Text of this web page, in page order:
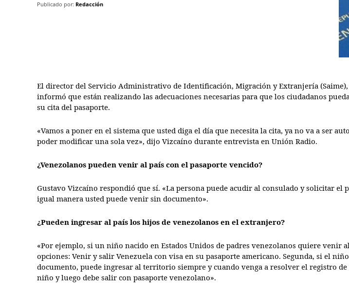
Publicado por: Redacción
El director del Servicio Administrativo de Identificación, Migración y Extranjería
informó que están realizando las adecuaciones necesarias para que los ciudadanos
su cita del pasaporte.
«Vamos a poner en el sistema que usted diga el día que necesita la cita, ya no va a ser
poder modificar una sola vez», dijo Vizcaíno durante entrevista en Unión Radio.
¿Venezolanos pueden venir al país con el pasaporte vencido?
Gustavo Vizcaíno respondió que sí. «La persona puede acudir al consulado y solicitar el
igual manera usted puede venir sin documento».
¿Pueden ingresar al país los hijos de venezolanos en el extranjero?
«Por ejemplo, si un niño nacido en Estados Unidos de padres venezolanos quiere venir
opciones: Venir y salir Venezuela con visa en su pasaporte americano. Segunda, si el
documento, puede ingresar al territorio siempre y cuando venga a resolver el registro
niño y luego debe salir con pasaporte venezolano».